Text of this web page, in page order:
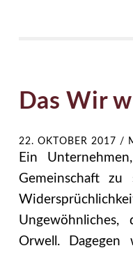
Das Wir
22. OKTOBER 2017 /
Ein
Gemeinschaft
Orwell.